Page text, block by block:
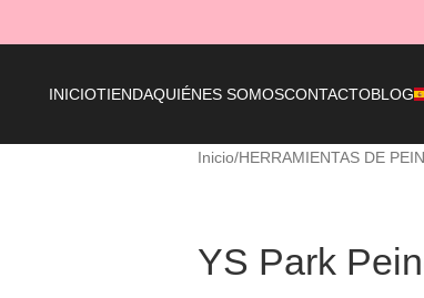
INICIOTIENDAQUIÉNES SOMOSCONTACTOBLOG
Inicio HERRAMIENTAS DE
YS Park